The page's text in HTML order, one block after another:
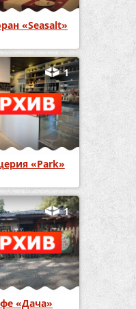
«Seasalt»
1
«Park»
1
«Дача»